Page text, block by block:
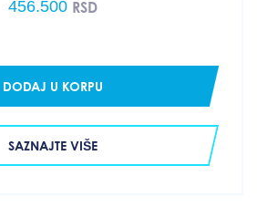
456.500 RSD
DODAJ U KORPU
SAZNAJTE VIŠE